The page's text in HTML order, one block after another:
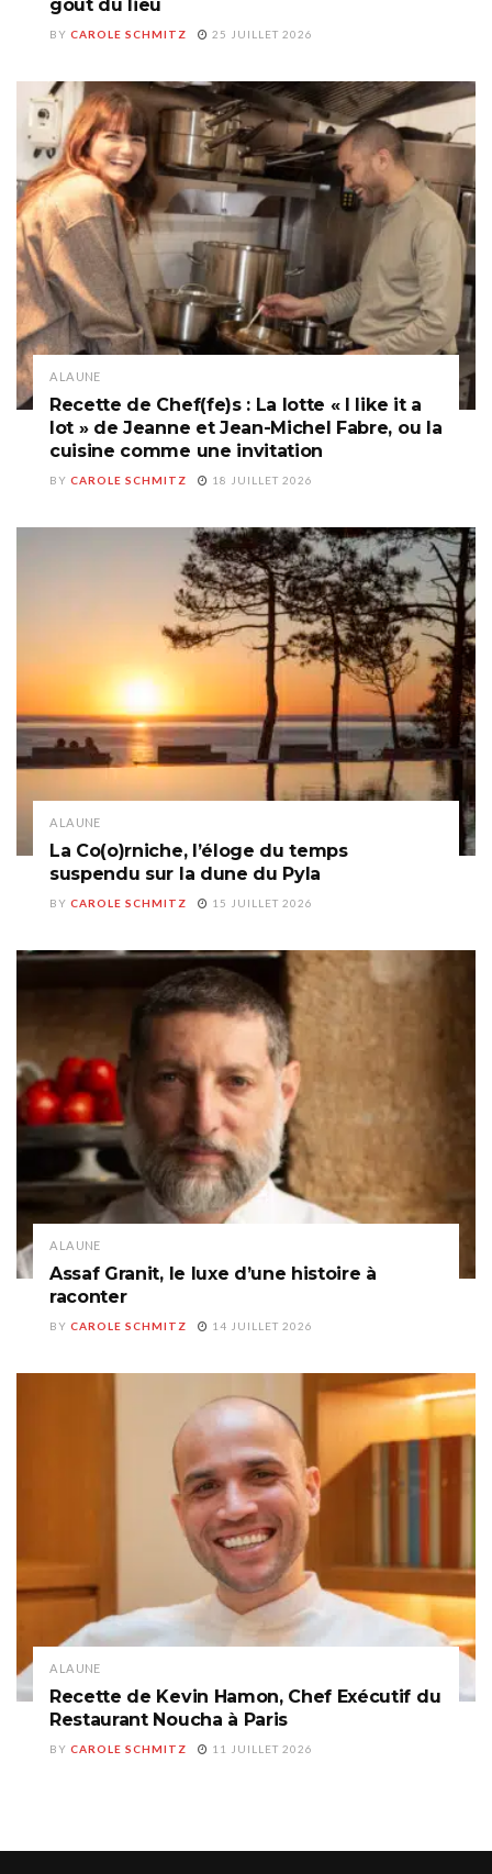
goût du lieu
BY CAROLE SCHMITZ 25 JUILLET 2026
A LA UNE
Recette de Chef(fe)s : La lotte « I like it a
lot » de Jeanne et Jean-Michel Fabre, ou la
cuisine comme une invitation
BY CAROLE SCHMITZ 18 JUILLET 2026
A LA UNE
La Co(o)rniche, l’éloge du temps
suspendu sur la dune du Pyla
BY CAROLE SCHMITZ 15 JUILLET 2026
A LA UNE
Assaf Granit, le luxe d’une histoire à
raconter
BY CAROLE SCHMITZ 14 JUILLET 2026
A LA UNE
Recette de Kevin Hamon, Chef Exécutif du
Restaurant Noucha à Paris
BY CAROLE SCHMITZ 11 JUILLET 2026